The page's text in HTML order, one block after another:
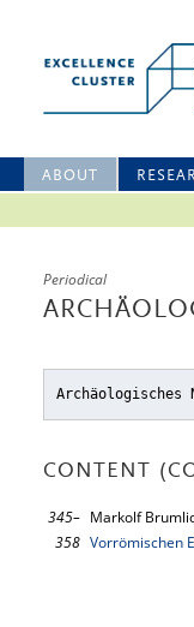
ABOUT
Periodical
CONTENT
345–
358
Markolf
Vorrömischen